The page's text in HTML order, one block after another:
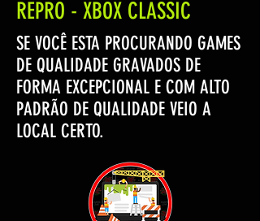
REPRO - XBOX CLASSIC
SE VOCÊ ESTA PROCURANDO GAMES
DE QUALIDADE GRAVADOS DE
FORMA EXCEPCIONAL E COM ALTO
PADRÃO DE QUALIDADE VEIO A
LOCAL CERTO.